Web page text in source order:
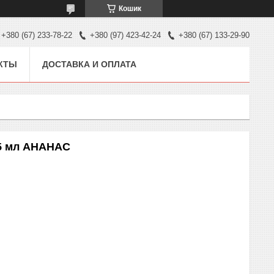
Кошик
+380 (67) 233-78-22 +380 (97) 423-42-24 +380 (67) 133-29-90
ДОСТАВКА И ОПЛАТА
мл АНАНАС